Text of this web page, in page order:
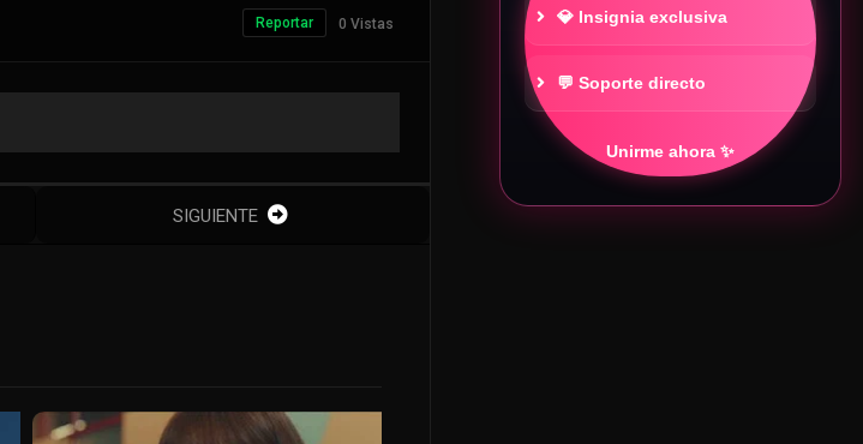
0 Vistas
Reportar
SIGUIENTE
💎 Insignia exclusiva
💬 Soporte directo
Unirme ahora ✨